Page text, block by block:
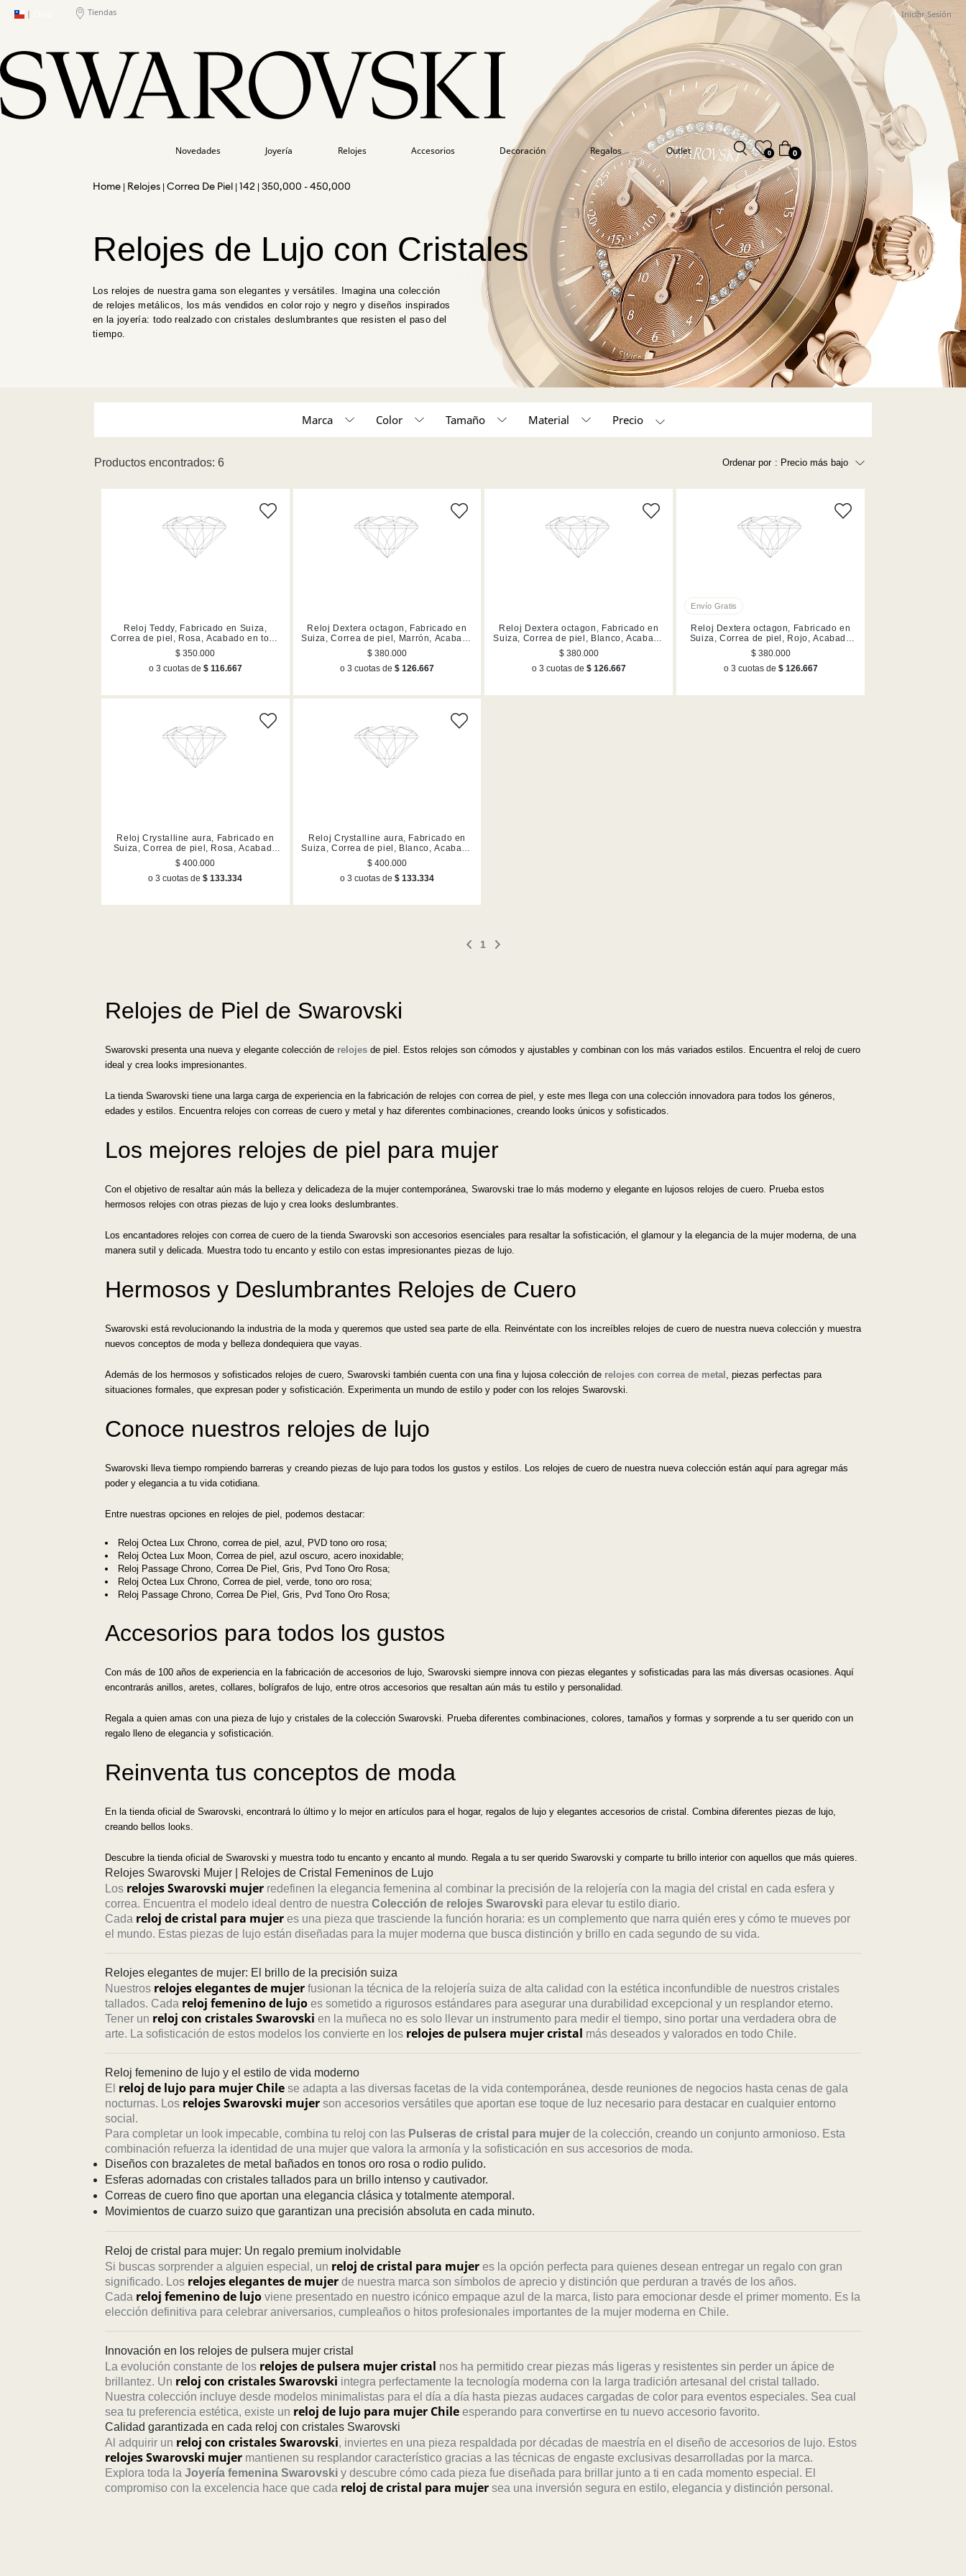
| Tiendas Iniciar Sesión
Novedades Joyería Relojes Accesorios Decoración Regalos Outlet 0 0
Relojes Correa De Piel 142 350,000 - 450,000
Relojes de Lujo con Cristales
Los relojes de nuestra gama son elegantes y versátiles. Imagina una colección
de relojes metálicos, los más vendidos en color rojo y negro y diseños inspirados
en la joyería: todo realzado con cristales deslumbrantes que resisten el paso del
tiempo.
Marca
Swarovski (6)
Color
Rojo (1) Rosa (2)
Tamaño Material
Productos encontrados: 6 Ordenar por : Precio más bajo
Precio más alto
Los más vendidos
Fecha de lanzamiento
Mejor descuento
Reloj Teddy, Fabricado en Suiza,
Correa de piel, Rosa, Acabado en tono
oro rosa
$ 350.000
o 3 cuotas de $ 116.667
Reloj Dextera octagon, Fabricado en
Suiza, Correa de piel, Marrón, Acabado
en tono oro rosa
$ 380.000
o 3 cuotas de$ 126.667
Reloj Dextera octagon, Fabricado en
Suiza, Correa de piel, Blanco, Acabado
en tono oro rosa
$ 380.000
o 3 cuotas de $ 126.667
Reloj Dextera octagon, Fabricado en
Suiza, Correa de piel, Rojo, Acabado
en tono oro rosa
$ 380.000
o 3 cuotas de $ 126.667
Reloj Crystalline aura, Fabricado en
Suiza, Correa de piel, Rosa, Acabado
en tono oro rosa
$ 400.000
o 3 cuotas de$ 133.334
Reloj Crystalline aura, Fabricado en
Suiza, Correa de piel, Blanco, Acabado
en tono oro rosa
$ 400.000
o 3 cuotas de$ 133.334
1
Relojes de Piel de Swarovski
Swarovski presenta una nueva y elegante colección de relojesde piel. Estos relojes son cómodos y ajustables y combinan con los más variados estilos. Encuentra el reloj de cuero
ideal y crea looks impresionantes.
La tienda Swarovski tiene una larga carga de experiencia en la fabricación de relojes con correa de piel, y este mes llega con una colección innovadora para todos los géneros,
edades y estilos. Encuentra relojes con correas de cuero y metal y haz diferentes combinaciones, creando looks únicos y sofisticados.
Los mejores relojes de piel para mujer
Con el objetivo de resaltar aún más la belleza y delicadeza de la mujer contemporánea, Swarovski trae lo más moderno y elegante en lujosos relojes de cuero. Prueba estos
hermosos relojes con otras piezas de lujo y crea looks deslumbrantes.
Los encantadores relojes con correa de cuero de la tienda Swarovski son accesorios esenciales para resaltar la sofisticación, el glamour y la elegancia de la mujer moderna, de una
manera sutil y delicada. Muestra todo tu encanto y estilo con estas impresionantes piezas de lujo.
Hermosos y Deslumbrantes Relojes de Cuero
Swarovski está revolucionando la industria de la moda y queremos que usted sea parte de ella. Reinvéntate con los increíbles relojes de cuero de nuestra nueva colección y muestra
nuevos conceptos de moda y belleza dondequiera que vayas.
Además de los hermosos y sofisticados relojes de cuero, Swarovski también cuenta con una fina y lujosa colección de relojes con correa de metal , piezas perfectas para
situaciones formales, que expresan poder y sofisticación. Experimenta un mundo de estilo y poder con los relojes Swarovski.
Conoce nuestros relojes de lujo
Swarovski lleva tiempo rompiendo barreras y creando piezas de lujo para todos los gustos y estilos. Los relojes de cuero de nuestra nueva colección están aquí para agregar más
poder y elegancia a tu vida cotidiana.
Entre nuestras opciones en relojes de piel, podemos destacar:
Reloj Octea Lux Chrono, correa de piel, azul, PVD tono oro rosa;
Reloj Octea Lux Moon, Correa de piel, azul oscuro, acero inoxidable;
Reloj Passage Chrono, Correa De Piel, Gris, Pvd Tono Oro Rosa;
Reloj Octea Lux Chrono, Correa de piel, verde, tono oro rosa;
Reloj Passage Chrono, Correa De Piel, Gris, Pvd Tono Oro Rosa;
Accesorios para todos los gustos
Con más de 100 años de experiencia en la fabricación de accesorios de lujo, Swarovski siempre innova con piezas elegantes y sofisticadas para las más diversas ocasiones. Aquí
encontrarás anillos, aretes, collares, bolígrafos de lujo, entre otros accesorios que resaltan aún más tu estilo y personalidad.
Regala a quien amas con una pieza de lujo y cristales de la colección Swarovski. Prueba diferentes combinaciones, colores, tamaños y formas y sorprende a tu ser querido con un
regalo lleno de elegancia y sofisticación.
Reinventa tus conceptos de moda
En la tienda oficial de Swarovski, encontrará lo último y lo mejor en artículos para el hogar, regalos de lujo y elegantes accesorios de cristal. Combina diferentes piezas de lujo,
creando bellos looks.
Descubre la tienda oficial de Swarovski y muestra todo tu encanto y encanto al mundo. Regala a tu ser querido Swarovski y comparte tu brillo interior con aquellos que más quieres.
Relojes Swarovski Mujer | Relojes de Cristal Femeninos de Lujo
Los relojes Swarovski mujerredefinen la elegancia femenina al combinar la precisión de la relojería con la magia del cristal en cada esfera y
correa. Encuentra el modelo ideal dentro de nuestra Colección de relojes Swarovskipara elevar tu estilo diario.
Cada reloj de cristal para mujeres una pieza que trasciende la función horaria: es un complemento que narra quién eres y cómo te mueves por
el mundo. Estas piezas de lujo están diseñadas para la mujer moderna que busca distinción y brillo en cada segundo de su vida.
Relojes elegantes de mujer: El brillo de la precisión suiza
Nuestros relojes elegantes de mujerfusionan la técnica de la relojería suiza de alta calidad con la estética inconfundible de nuestros cristales
tallados. Cada reloj femenino de lujoes sometido a rigurosos estándares para asegurar una durabilidad excepcional y un resplandor eterno.
Tener un reloj con cristales Swarovski en la muñeca no es solo llevar un instrumento para medir el tiempo, sino portar una verdadera obra de
arte. La sofisticación de estos modelos los convierte en los relojes de pulsera mujer cristal más deseados y valorados en todo Chile.
Reloj femenino de lujo y el estilo de vida moderno
El reloj de lujo para mujer Chilese adapta a las diversas facetas de la vida contemporánea, desde reuniones de negocios hasta cenas de gala
nocturnas. Los relojes Swarovski mujerson accesorios versátiles que aportan ese toque de luz necesario para destacar en cualquier entorno
social.
Para completar un look impecable, combina tu reloj con las Pulseras de cristal para mujerde la colección, creando un conjunto armonioso. Esta
combinación refuerza la identidad de una mujer que valora la armonía y la sofisticación en sus accesorios de moda.
Diseños con brazaletes de metal bañados en tonos oro rosa o rodio pulido.
Esferas adornadas con cristales tallados para un brillo intenso y cautivador.
Correas de cuero fino que aportan una elegancia clásica y totalmente atemporal.
Movimientos de cuarzo suizo que garantizan una precisión absoluta en cada minuto.
Reloj de cristal para mujer: Un regalo premium inolvidable
Si buscas sorprender a alguien especial, un reloj de cristal para mujeres la opción perfecta para quienes desean entregar un regalo con gran
significado. Los relojes elegantes de mujerde nuestra marca son símbolos de aprecio y distinción que perduran a través de los años.
Cada reloj femenino de lujoviene presentado en nuestro icónico empaque azul de la marca, listo para emocionar desde el primer momento. Es la
elección definitiva para celebrar aniversarios, cumpleaños o hitos profesionales importantes de la mujer moderna en Chile.
Innovación en los relojes de pulsera mujer cristal
La evolución constante de los relojes de pulsera mujer cristal nos ha permitido crear piezas más ligeras y resistentes sin perder un ápice de
brillantez. Un reloj con cristales Swarovski integra perfectamente la tecnología moderna con la larga tradición artesanal del cristal tallado.
Nuestra colección incluye desde modelos minimalistas para el día a día hasta piezas audaces cargadas de color para eventos especiales. Sea cual
sea tu preferencia estética, existe un reloj de lujo para mujer Chileesperando para convertirse en tu nuevo accesorio favorito.
Calidad garantizada en cada reloj con cristales Swarovski
Al adquirir un reloj con cristales Swarovski, inviertes en una pieza respaldada por décadas de maestría en el diseño de accesorios de lujo. Estos
relojes Swarovski mujermantienen su resplandor característico gracias a las técnicas de engaste exclusivas desarrolladas por la marca.
Explora toda la Joyería femenina Swarovskiy descubre cómo cada pieza fue diseñada para brillar junto a ti en cada momento especial. El
compromiso con la excelencia hace que cada reloj de cristal para mujersea una inversión segura en estilo, elegancia y distinción personal.